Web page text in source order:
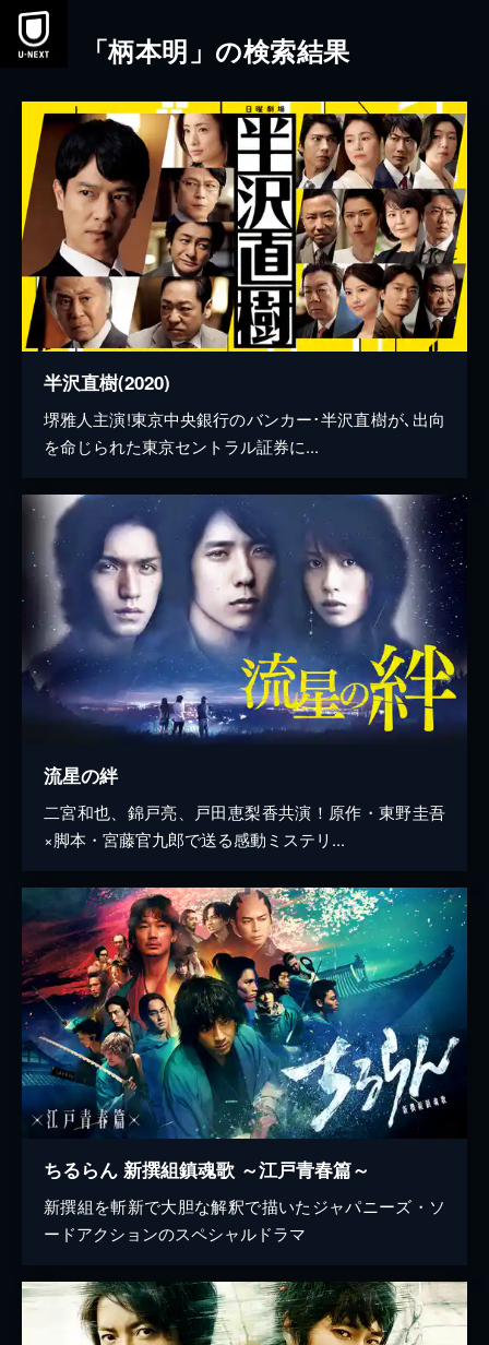
本文へスキップ
「柄本明」の検索結果
半沢直樹(2020)
堺雅人主演!東京中央銀行のバンカー･半沢直樹が､出向
を命じられた東京セントラル証券に...
流星の絆
二宮和也、錦戸亮、戸田恵梨香共演！原作・東野圭吾
×脚本・宮藤官九郎で送る感動ミステリ...
ちるらん 新撰組鎮魂歌 ～江戸青春篇～
新撰組を斬新で大胆な解釈で描いたジャパニーズ・ソ
ードアクションのスペシャルドラマ